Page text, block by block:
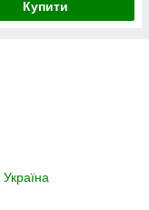
Купити